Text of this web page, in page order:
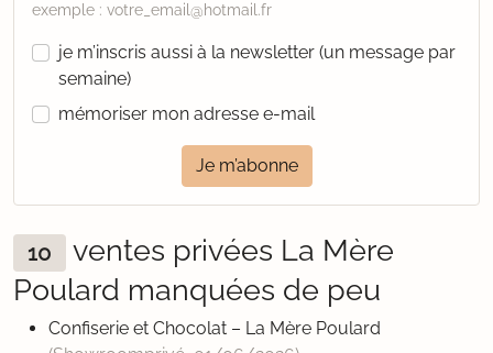
exemple : votre_email@hotmail.fr
je m’inscris aussi à la newsletter (un message par
semaine)
mémoriser mon adresse e-mail
Je m’abonne
10
ventes privées La Mère
Poulard manquées de peu
Confiserie et Chocolat – La Mère Poulard